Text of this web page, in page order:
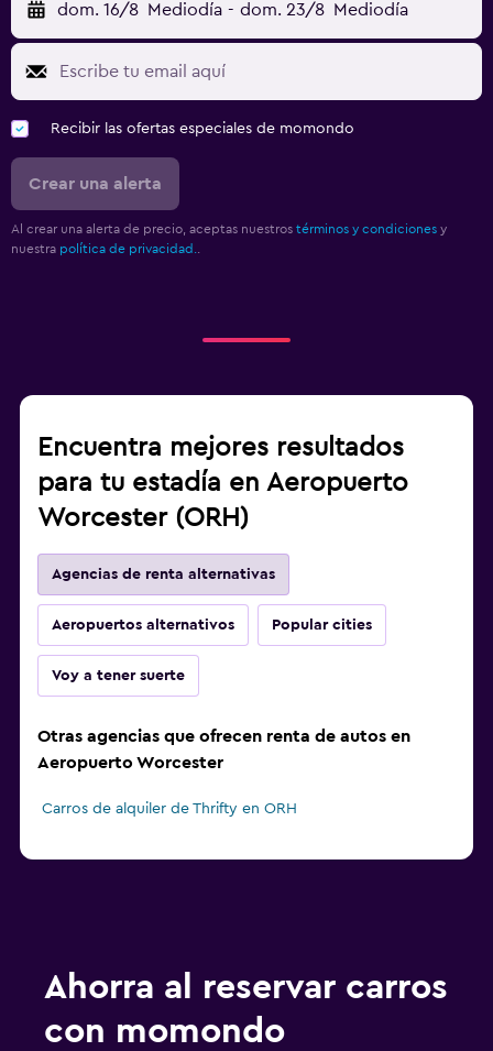
dom. 16/8 Mediodía - dom. 23/8 Mediodía
Recibir las ofertas especiales de momondo
Crear una alerta
Al crear una alerta de precio, aceptas nuestros términos y condiciones y
nuestra política de privacidad..
Encuentra mejores resultados
para tu estadía en Aeropuerto
Worcester (ORH)
Agencias de renta alternativas
Aeropuertos alternativos Popular cities
Voy a tener suerte
Otras agencias que ofrecen renta de autos en
Aeropuerto Worcester
Carros de alquiler de Thrifty en ORH
Ahorra al reservar carros
con momondo